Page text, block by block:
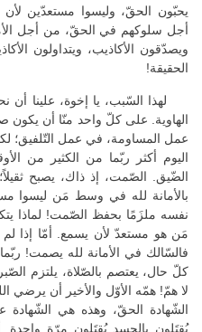
يحبّون الحقّ، وليسوا مستعدّين
أجل سلوكهم في الحقّ، من أجل
ويصدّقون الأكاذيب، ويتداولون
الحقيقة!
لهذا السّبب، يا إخوة، علينا أن
الهاوية. على كلّ واحد منّا أن
عمل المساومة، في عمل التّلفيق؛
اليوم أكثر ربّما من الكثير من
الضّيق. الصّمت، إذ ذاك، يصبح
بالأمانة لله في وسط مَن ليسوا
نفسه ملزَمًا بحفظ الصّمت! لماذا
مَن هو مستعدّ لأن يسمع. أمّا إذا
فالسّالك في الأمانة لله يصمت!
كلّ حال، يعتصم بالصّلاة، يلتزم
لا همّ! همّه الأوّل والأخير أن
الشّهادة الحقّ، وهذه هي
يُقتَلون بالجسد يُقتَلون مرّة